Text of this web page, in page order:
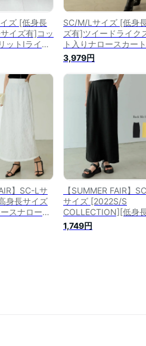
ズ [低身長
イズ有]コッ
ットIライン
ース 春 夏 /
スカート I
スカート セ
長 高身長
SC/M/Lサイズ [低身
ズ有]ツイードライク
ト入りナロースカー
ィース 秋 冬 / スカー
イトスカート ツイー
ットスカート オフィ
ュアル オケージョン
アップ
3,979円
】SC-Lサ
身長サイズ
スナロース
ス 春 夏 /
スカート ロ
【SUMMER FAIR】
サイズ [2022S/S
COLLECTION][低身
ズ有]カットジャガー
クスリットスカート
1,749円